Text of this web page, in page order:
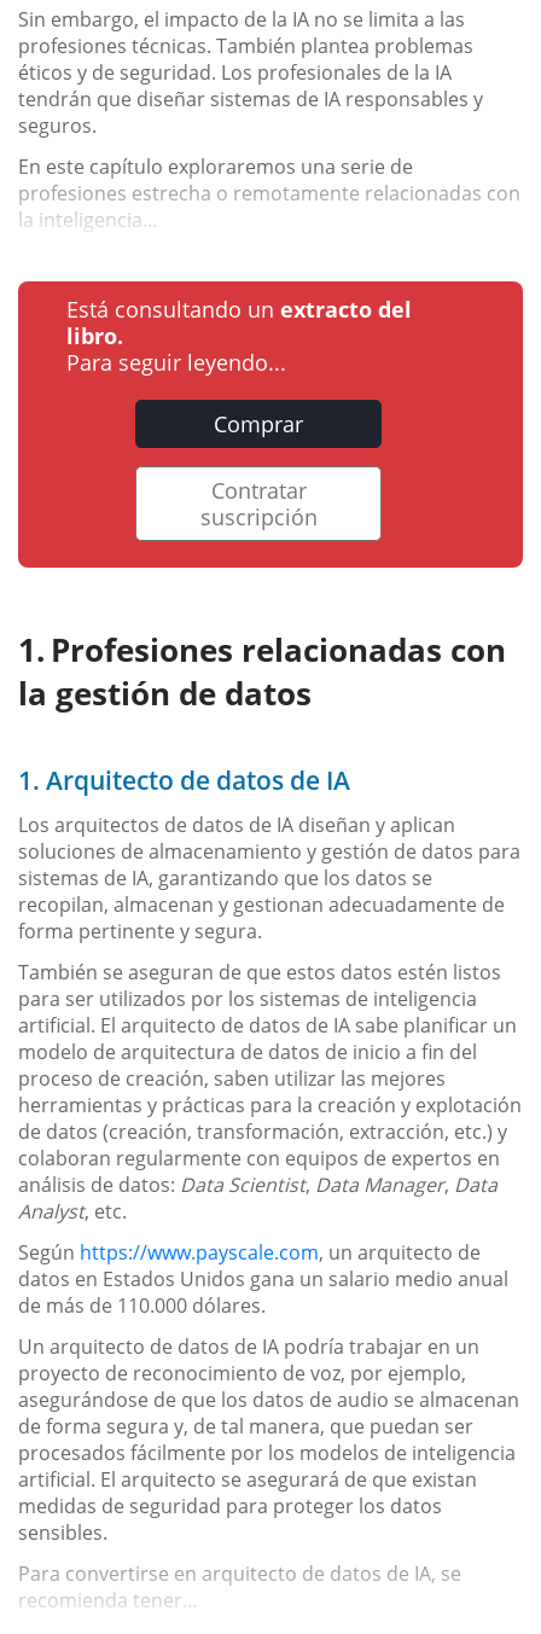
Sin embargo, el impacto de la IA no se limita a las
profesiones técnicas. También plantea problemas
éticos y de seguridad. Los profesionales de la IA
tendrán que diseñar sistemas de IA responsables y
seguros.
En este capítulo exploraremos una serie de
profesiones estrecha o remotamente relacionadas con
la inteligencia...
Está consultando un extracto del
libro.
Para seguir leyendo...
Comprar
Contratar
suscripción
Profesiones relacionadas con
la gestión de datos
1. Arquitecto de datos de IA
Los arquitectos de datos de IA diseñan y aplican
soluciones de almacenamiento y gestión de datos para
sistemas de IA, garantizando que los datos se
recopilan, almacenan y gestionan adecuadamente de
forma pertinente y segura.
También se aseguran de que estos datos estén listos
para ser utilizados por los sistemas de inteligencia
artificial. El arquitecto de datos de IA sabe planificar un
modelo de arquitectura de datos de inicio a fin del
proceso de creación, saben utilizar las mejores
herramientas y prácticas para la creación y explotación
de datos (creación, transformación, extracción, etc.) y
colaboran regularmente con equipos de expertos en
análisis de datos: Data Scientist, Data Manager, Data
Analyst, etc.
Según https://www.payscale.com, un arquitecto de
datos en Estados Unidos gana un salario medio anual
de más de 110.000 dólares.
Un arquitecto de datos de IA podría trabajar en un
proyecto de reconocimiento de voz, por ejemplo,
asegurándose de que los datos de audio se almacenan
de forma segura y, de tal manera, que puedan ser
procesados fácilmente por los modelos de inteligencia
artificial. El arquitecto se asegurará de que existan
medidas de seguridad para proteger los datos
sensibles.
Para convertirse en arquitecto de datos de IA, se
recomienda tener...